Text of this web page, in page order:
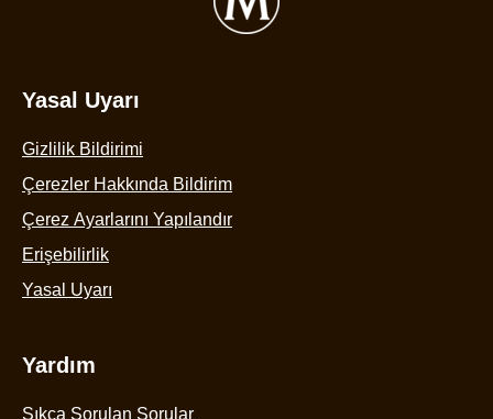
Yasal Uyarı
Gizlilik Bildirimi
Çerezler Hakkında Bildirim
Çerez Ayarlarını Yapılandır
Erişebilirlik
Yasal Uyarı
Yardım
Sıkça Sorulan Sorular